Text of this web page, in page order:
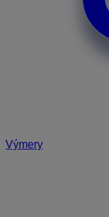
Výmery